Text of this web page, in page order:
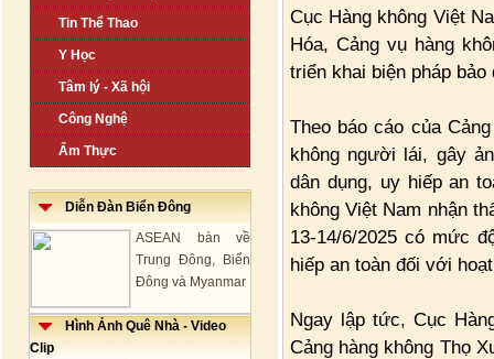
Tin Thể Thao
Y Học
Tâm lý - Xã hội
Công Nghệ
Ẩm Thực
Diễn Đàn Biển Đông
ASEAN bàn về
Trung Đông, Biển
Đông và Myanmar
Hình Ảnh Quê Nhà - Video
Clip
Cục Hàng không Việt
Hóa, Cảng vụ hàng
triển khai biện pháp bảo
Theo báo cáo của
không người lái, gây
dân dụng, uy hiếp an
không Việt Nam nhận
13-14/6/2025 có mức
hiếp an toàn đối với
Ngay lập tức, Cục
Cảng hàng không Thọ